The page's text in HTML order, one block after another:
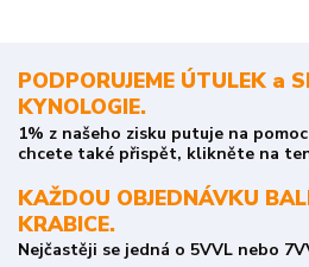
PODPORUJEME ÚTULEK a
KYNOLOGIE.
1% z našeho zisku putuje na
chcete také přispět, klikněte na
KAŽDOU OBJEDNÁVKU
KRABICE.
Nejčastěji se jedná o 5VVL nebo